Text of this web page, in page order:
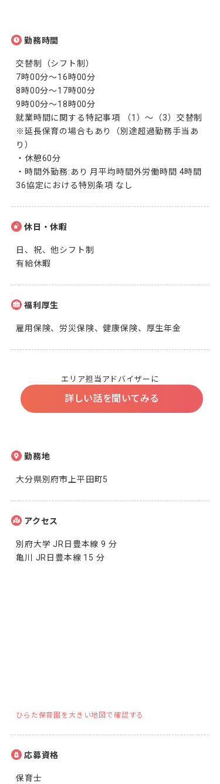
勤務時間
交替制（シフト制）
7時00分～16時00分
8時00分～17時00分
9時00分～18時00分
就業時間に関する特記事項 （1）～（3）交替制
※延長保育の場合もあり（別途超過勤務手当あ
り）
・休憩60分
・時間外勤務:あり 月平均時間外労働時間 4時間
36協定における特別条項 なし
休日・休暇
日、祝、他シフト制
有給休暇
福利厚生
雇用保険、労災保険、健康保険、厚生年金
エリア担当アドバイザーに
詳しい話を聞いてみる
勤務地
大分県別府市上平田町5
アクセス
別府大学 JR日豊本線 9 分
亀川 JR日豊本線 15 分
ひらた保育園を大きい地図で確認する
応募資格
保育士